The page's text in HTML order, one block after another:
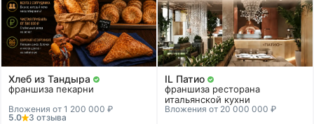
Хлеб из Тандыра
франшиза пекарни
Вложения от 1 200 000 ₽
5.0
3 отзыва
IL Патио
франшиза ресторана
итальянской кухни
Вложения от 20 000 000 ₽